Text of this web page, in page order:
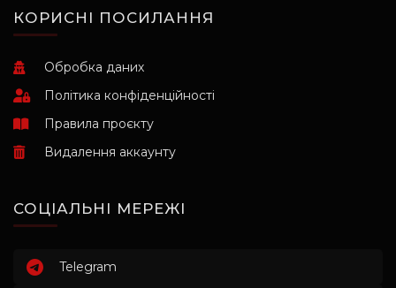
КОРИСНІ ПОСИЛАННЯ
Обробка даних
Політика конфіденційності
Правила проєкту
Видалення аккаунту
СОЦІАЛЬНІ МЕРЕЖІ
Telegram